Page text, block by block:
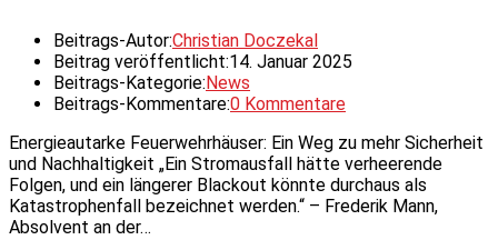
Beitrags-Autor:Christian Doczekal
Beitrag veröffentlicht:14. Januar 2025
Beitrags-Kategorie: News
Beitrags-Kommentare:0 Kommentare
Energieautarke Feuerwehrhäuser: Ein Weg zu mehr Sicherheit
und Nachhaltigkeit „Ein Stromausfall hätte verheerende
Folgen, und ein längerer Blackout könnte durchaus als
Katastrophenfall bezeichnet werden.“ – Frederik Mann,
Absolvent an der…